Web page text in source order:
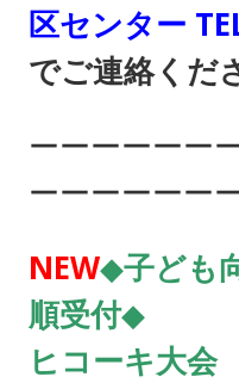
区センター
でご連絡くだ
ーーーーーー
ーーーーーー
NEW◆子ども
順受付◆
ヒコーキ大会